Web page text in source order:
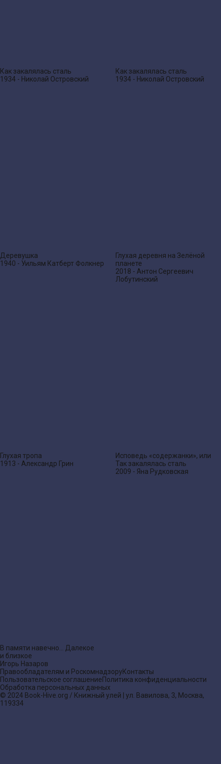
Как закалялась сталь
1934 - Николай Островский
Как закалялась сталь
1934 - Николай Островский
Деревушка
1940 - Уильям Катберт Фолкнер
Глухая деревня на Зелёной
планете
2018 - Антон Сергеевич
Лобутинский
Глухая тропа
1913 - Александр Грин
Исповедь «содержанки», или
Так закалялась сталь
2009 - Яна Рудковская
В памяти навечно… Далекое
и близкое
Игорь Назаров
Правообладателям и РоскомнадзоруКонтакты
Пользовательское соглашениеПолитика конфиденциальности
Обработка персональных данных
© 2024 Book-Hive.org / Книжный улей | ул. Вавилова, 3, Москва,
119334